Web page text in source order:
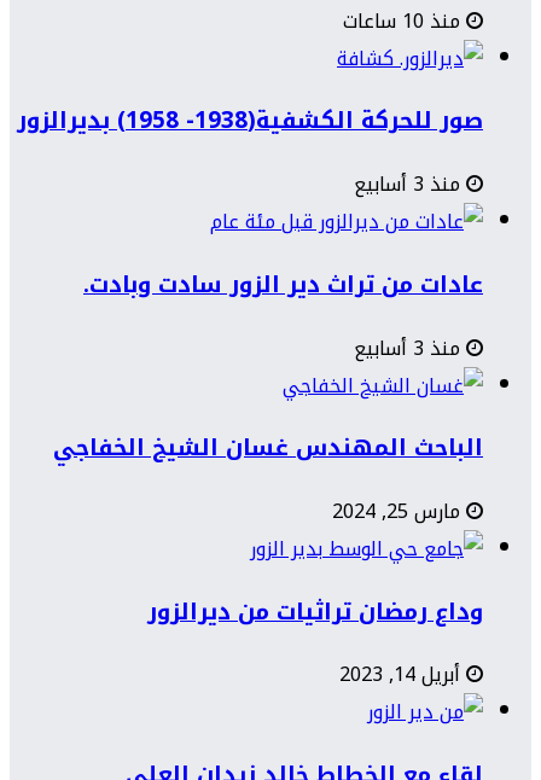
منذ 10 ساعات
صور للحركة الكشفية(1938- 1958) بديرالزور
منذ 3 أسابيع
عادات من تراث دير الزور سادت وبادت.
منذ 3 أسابيع
الباحث المهندس غسان الشيخ الخفاجي
مارس 25, 2024
وداع رمضان تراثيات من ديرالزور
أبريل 14, 2023